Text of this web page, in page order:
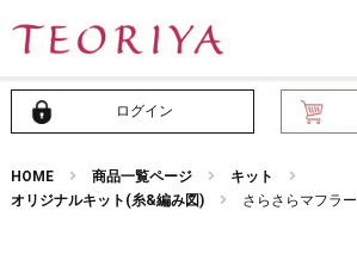
ログイン
HOME 商品一覧ページ
キット
オリジナルキット(糸&編み図)
さらさらマフラー